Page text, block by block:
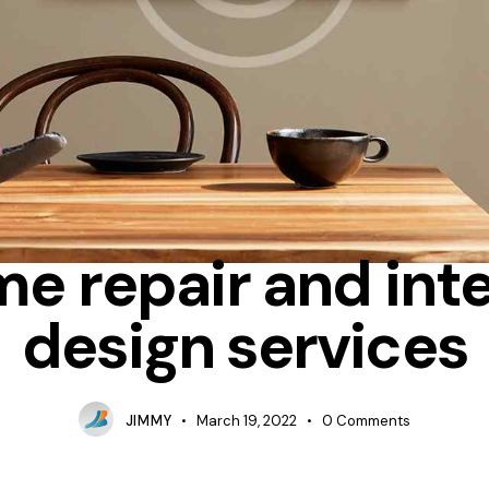
IDEAS
repair and
design services
JIMMY March 19, 2022 0 Comments